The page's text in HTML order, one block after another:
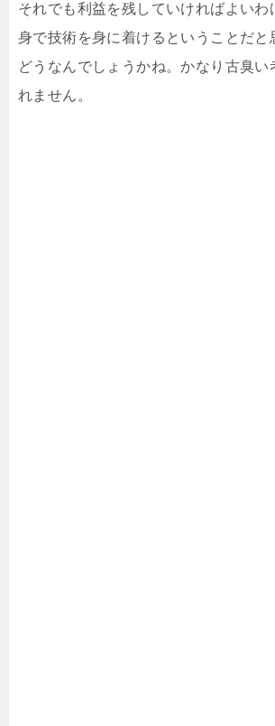
それでも利益を残していければよいわ
身で技術を身に着けるということだと
どうなんでしょうかね。かなり古臭い
れません。